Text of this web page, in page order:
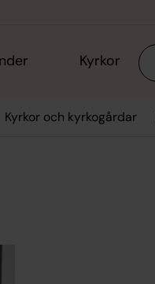
Kyrkor Sök
Kyrkor och kyrkogårdar